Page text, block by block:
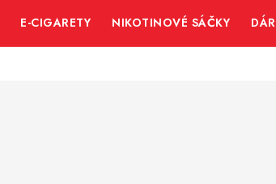
E-CIGARETY NIKOTINOVÉ SÁČKY